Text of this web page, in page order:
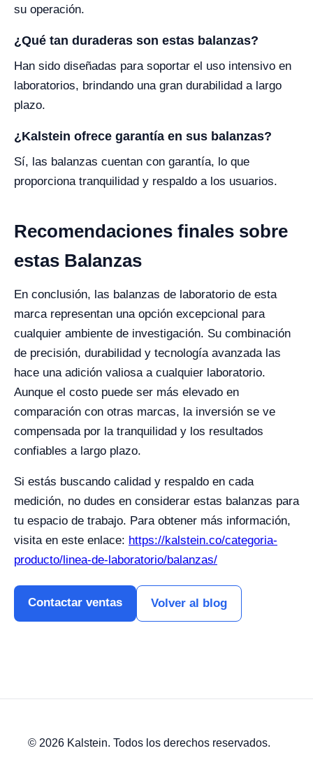
su operación.
¿Qué tan duraderas son estas balanzas?
Han sido diseñadas para soportar el uso intensivo en
laboratorios, brindando una gran durabilidad a largo
plazo.
¿Kalstein ofrece garantía en sus balanzas?
Sí, las balanzas cuentan con garantía, lo que
proporciona tranquilidad y respaldo a los usuarios.
Recomendaciones finales sobre
estas Balanzas
En conclusión, las balanzas de laboratorio de esta
marca representan una opción excepcional para
cualquier ambiente de investigación. Su combinación
de precisión, durabilidad y tecnología avanzada las
hace una adición valiosa a cualquier laboratorio.
Aunque el costo puede ser más elevado en
comparación con otras marcas, la inversión se ve
compensada por la tranquilidad y los resultados
confiables a largo plazo.
Si estás buscando calidad y respaldo en cada
medición, no dudes en considerar estas balanzas para
tu espacio de trabajo. Para obtener más información,
visita en este enlace: https://kalstein.co/categoria-
producto/linea-de-laboratorio/balanzas/
Contactar ventas Volver al blog
© 2026 Kalstein. Todos los derechos reservados.